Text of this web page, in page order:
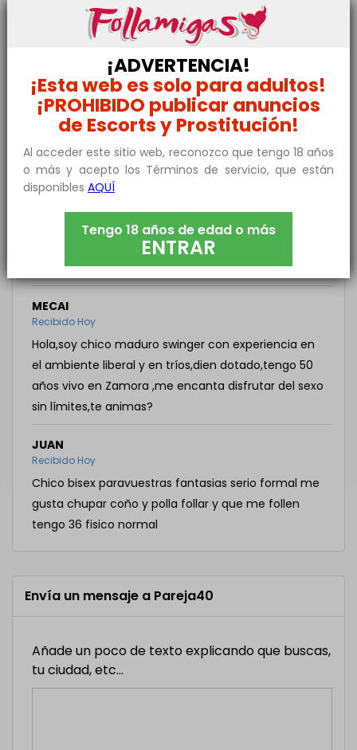
ANONIMO
Hola, soy chico de 30 años, de Zamora Capital.
Hablamos más por privado.
JOSE
Recibido Hoy
Disfrutar solo eso
DAVID
Recibido Hoy
Hola, soy hombre de 45 años bisexual, más activo,
sin cerrarme a nada, muy morboso
MECAI
Recibido Hoy
Hola,soy chico maduro swinger con experiencia en
el ambiente liberal y en tríos,dien dotado,tengo 50
años vivo en Zamora ,me encanta disfrutar del sexo
sin límites,te animas?
JUAN
Recibido Hoy
Chico bisex paravuestras fantasias serio formal me
gusta chupar coño y polla follar y que me follen
tengo 36 fisico normal
Envía un mensaje a Pareja40
Añade un poco de texto explicando que buscas,
tu ciudad, etc...
¡ADVERTENCIA!
¡Esta web es solo para adultos!
¡PROHIBIDO publicar anuncios
de Escorts y Prostitución!
Al acceder este sitio web, reconozco que tengo 18 años
o más y acepto los Términos de servicio, que están
disponibles AQUÍ
Tengo 18 años de edad o más
ENTRAR